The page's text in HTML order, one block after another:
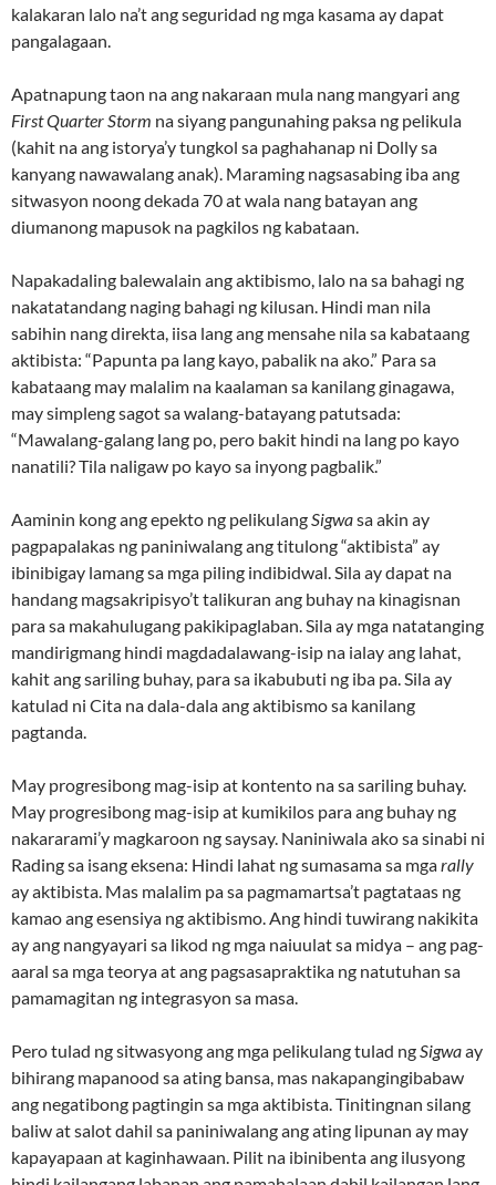
kalakaran lalo na’t ang seguridad ng mga kasama ay dapat
pangalagaan.
Apatnapung taon na ang nakaraan mula nang mangyari ang
First Quarter Storm na siyang pangunahing paksa ng pelikula
(kahit na ang istorya’y tungkol sa paghahanap ni Dolly sa
kanyang nawawalang anak). Maraming nagsasabing iba ang
sitwasyon noong dekada 70 at wala nang batayan ang
diumanong mapusok na pagkilos ng kabataan.
Napakadaling balewalain ang aktibismo, lalo na sa bahagi ng
nakatatandang naging bahagi ng kilusan. Hindi man nila
sabihin nang direkta, iisa lang ang mensahe nila sa kabataang
aktibista: “Papunta pa lang kayo, pabalik na ako.” Para sa
kabataang may malalim na kaalaman sa kanilang ginagawa,
may simpleng sagot sa walang-batayang patutsada:
“Mawalang-galang lang po, pero bakit hindi na lang po kayo
nanatili? Tila naligaw po kayo sa inyong pagbalik.”
Aaminin kong ang epekto ng pelikulangSigwasa akin ay
pagpapalakas ng paniniwalang ang titulong “aktibista” ay
ibinibigay lamang sa mga piling indibidwal. Sila ay dapat na
handang magsakripisyo’t talikuran ang buhay na kinagisnan
para sa makahulugang pakikipaglaban. Sila ay mga natatanging
mandirigmang hindi magdadalawang-isip na ialay ang lahat,
kahit ang sariling buhay, para sa ikabubuti ng iba pa. Sila ay
katulad ni Cita na dala-dala ang aktibismo sa kanilang
pagtanda.
May progresibong mag-isip at kontento na sa sariling buhay.
May progresibong mag-isip at kumikilos para ang buhay ng
nakararami’y magkaroon ng saysay. Naniniwala ako sa sinabi ni
Rading sa isang eksena: Hindi lahat ng sumasama sa mgarally
ay aktibista. Mas malalim pa sa pagmamartsa’t pagtataas ng
kamao ang esensiya ng aktibismo. Ang hindi tuwirang nakikita
ay ang nangyayari sa likod ng mga naiuulat sa midya – ang pag-
aaral sa mga teorya at ang pagsasapraktika ng natutuhan sa
pamamagitan ng integrasyon sa masa.
Pero tulad ng sitwasyong ang mga pelikulang tulad ngSigwaay
bihirang mapanood sa ating bansa, mas nakapangingibabaw
ang negatibong pagtingin sa mga aktibista. Tinitingnan silang
baliw at salot dahil sa paniniwalang ang ating lipunan ay may
kapayapaan at kaginhawaan. Pilit na ibinibenta ang ilusyong